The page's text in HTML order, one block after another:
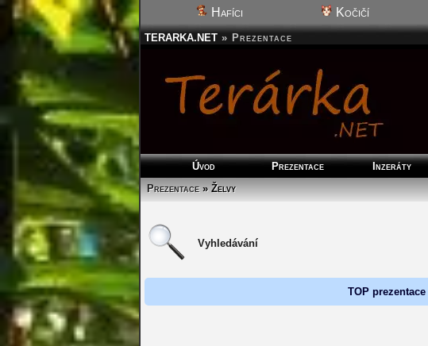
Hafíci Kočičí
TERARKA.NET » Prezentace
Úvod Prezentace Inzeráty
Prezentace» Želvy
Vyhledávání
TOP prezentace